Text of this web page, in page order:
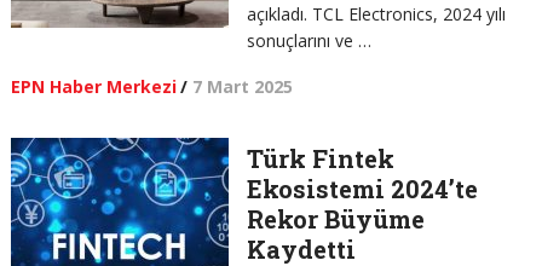
açıkladı. TCL Electronics, 2024 yılı
sonuçlarını ve …
EPN Haber Merkezi/ 7 Mart 2025
Türk Fintek
Ekosistemi 2024’te
Rekor Büyüme
Kaydetti